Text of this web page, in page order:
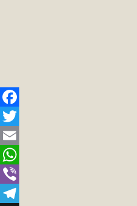
Facebook
Twitter
Email
WhatsApp
Viber